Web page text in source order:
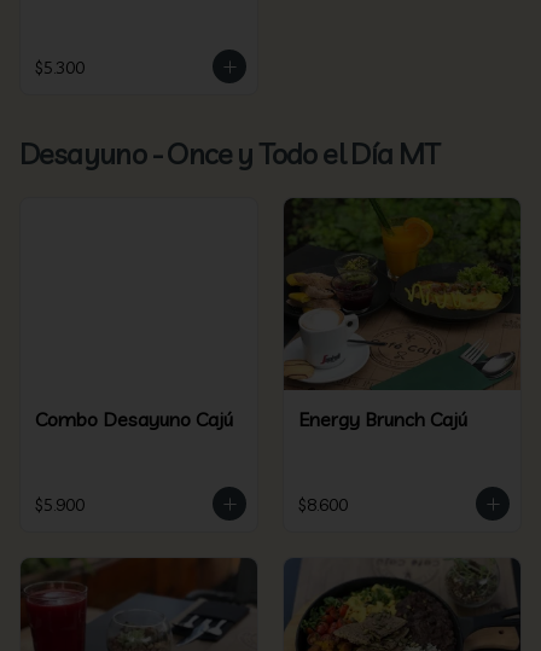
$5.300
Desayuno - Once y Todo el Día MT
Combo Desayuno Cajú
$5.900
Energy Brunch Cajú
$8.600